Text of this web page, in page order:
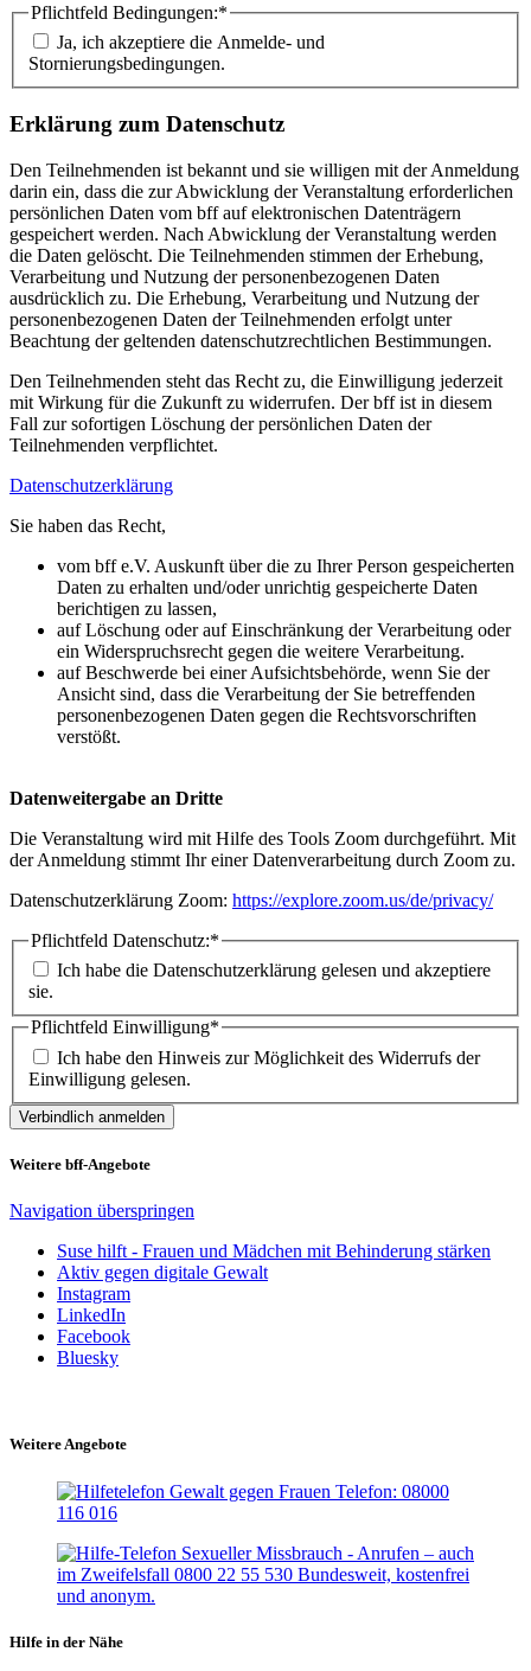
Pflichtfeld Bedingungen:*
Ja, ich akzeptiere die Anmelde- und
Stornierungsbedingungen.
Erklärung zum Datenschutz
Den Teilnehmenden ist bekannt und sie willigen mit der Anmeldung
darin ein, dass die zur Abwicklung der Veranstaltung erforderlichen
persönlichen Daten vom bff auf elektronischen Datenträgern
gespeichert werden. Nach Abwicklung der Veranstaltung werden
die Daten gelöscht. Die Teilnehmenden stimmen der Erhebung,
Verarbeitung und Nutzung der personenbezogenen Daten
ausdrücklich zu. Die Erhebung, Verarbeitung und Nutzung der
personenbezogenen Daten der Teilnehmenden erfolgt unter
Beachtung der geltenden datenschutzrechtlichen Bestimmungen.
Den Teilnehmenden steht das Recht zu, die Einwilligung jederzeit
mit Wirkung für die Zukunft zu widerrufen. Der bff ist in diesem
Fall zur sofortigen Löschung der persönlichen Daten der
Teilnehmenden verpflichtet.
Datenschutzerklärung
Sie haben das Recht,
vom bff e.V. Auskunft über die zu Ihrer Person gespeicherten
Daten zu erhalten und/oder unrichtig gespeicherte Daten
berichtigen zu lassen,
auf Löschung oder auf Einschränkung der Verarbeitung oder
ein Widerspruchsrecht gegen die weitere Verarbeitung.
auf Beschwerde bei einer Aufsichtsbehörde, wenn Sie der
Ansicht sind, dass die Verarbeitung der Sie betreffenden
personenbezogenen Daten gegen die Rechtsvorschriften
verstößt.
Datenweitergabe an Dritte
Die Veranstaltung wird mit Hilfe des Tools Zoom durchgeführt. Mit
der Anmeldung stimmt Ihr einer Datenverarbeitung durch Zoom zu.
Datenschutzerklärung Zoom: https://explore.zoom.us/de/privacy/
Pflichtfeld Datenschutz:*
Ich habe die Datenschutzerklärung gelesen und akzeptiere
sie.
Pflichtfeld Einwilligung*
Ich habe den Hinweis zur Möglichkeit des Widerrufs der
Einwilligung gelesen.
Verbindlich anmelden
Weitere bff-Angebote
Navigation überspringen
Suse hilft - Frauen und Mädchen mit Behinderung stärken
Aktiv gegen digitale Gewalt
Instagram
LinkedIn
Facebook
Bluesky
Weitere Angebote
Hilfe in der Nähe